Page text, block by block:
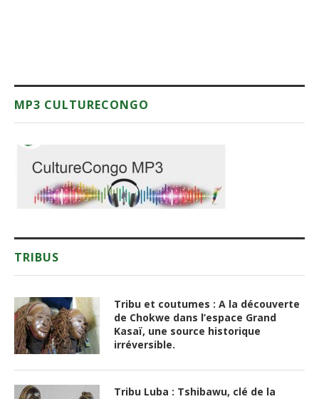
MP3 CULTURECONGO
TRIBUS
Tribu et coutumes : A la découverte
de Chokwe dans l’espace Grand
Kasaï, une source historique
irréversible.
Tribu Luba : Tshibawu, clé de la